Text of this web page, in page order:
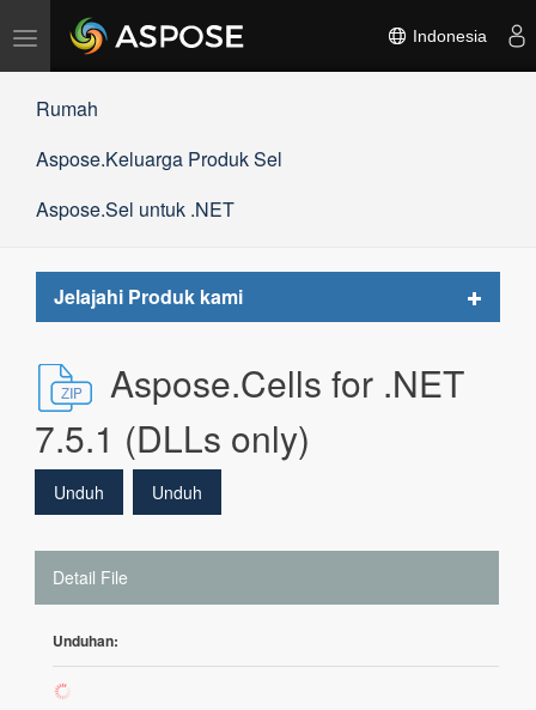
Alihkan
navigasi
Indonesia
Rumah
Aspose.Keluarga Produk Sel
Aspose.Sel untuk .NET
Jelajahi Produk kami
Toggle
Aspose.Cells for .NET
7.5.1 (DLLs only)
Unduh Unduh
Detail File
Unduhan:
303